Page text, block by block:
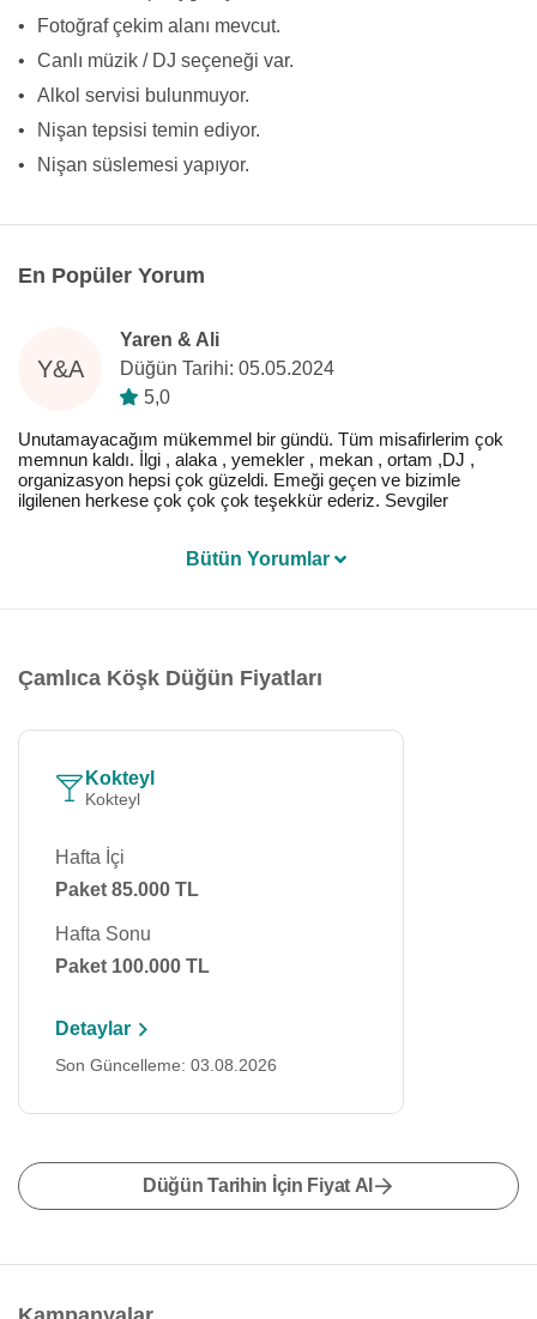
•
Fotoğraf çekim alanı mevcut.
•
Canlı müzik / DJ seçeneği var.
•
Alkol servisi bulunmuyor.
•
Nişan tepsisi temin ediyor.
•
Nişan süslemesi yapıyor.
En Popüler Yorum
Y&A
Yaren & Ali
Düğün Tarihi: 05.05.2024
5,0
Unutamayacağım mükemmel bir gündü. Tüm misafirlerim çok
memnun kaldı. İlgi , alaka , yemekler , mekan , ortam ,DJ ,
organizasyon hepsi çok güzeldi. Emeği geçen ve bizimle
ilgilenen herkese çok çok çok teşekkür ederiz. Sevgiler
Bütün Yorumlar
Çamlıca Köşk Düğün Fiyatları
Kokteyl
Kokteyl
Hafta İçi
Paket 85.000 TL
Hafta Sonu
Paket 100.000 TL
Detaylar
Son Güncelleme: 03.08.2026
Düğün Tarihin İçin Fiyat Al